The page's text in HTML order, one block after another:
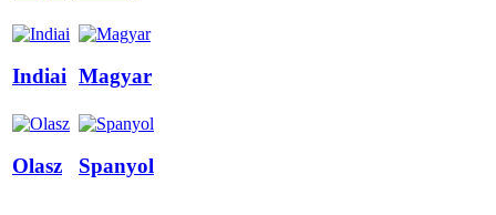
Indiai Magyar
Olasz Spanyol